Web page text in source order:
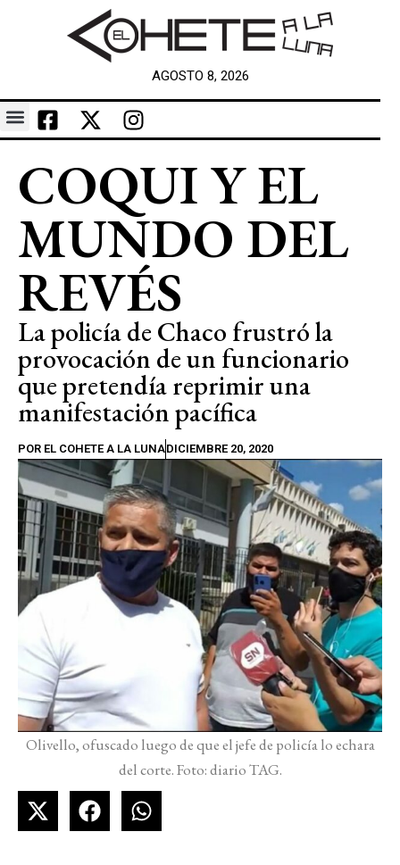
AGOSTO 8, 2026
COQUI Y EL
MUNDO DEL
REVÉS
La policía de Chaco frustró la
provocación de un funcionario
que pretendía reprimir una
manifestación pacífica
POR EL COHETE A LA LUNADICIEMBRE 20, 2020
Olivello, ofuscado luego de que el jefe de policía lo echara
del corte. Foto: diario TAG.